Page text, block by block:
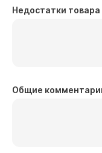
Недостатки товара
Общие